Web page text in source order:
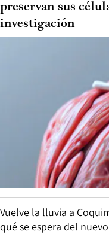
preservan sus
investigación
Vuelve la lluvia a
qué se espera del